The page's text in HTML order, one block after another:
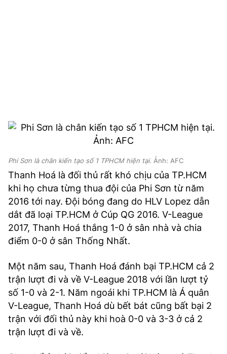
Phi Sơn là chân kiến tạo số 1 TPHCM hiện tại. Ảnh: AFC
Thanh Hoá là đối thủ rất khó chịu của TP.HCM
khi họ chưa từng thua đội của Phi Sơn từ năm
2016 tới nay. Đội bóng đang do HLV Lopez dẫn
dắt đã loại TP.HCM ở Cúp QG 2016. V-League
2017, Thanh Hoá thắng 1-0 ở sân nhà và chia
điểm 0-0 ở sân Thống Nhất.
Một năm sau, Thanh Hoá đánh bại TP.HCM cả 2
trận lượt đi và về V-League 2018 với lần lượt tỷ
số 1-0 và 2-1. Năm ngoái khi TP.HCM là Á quân
V-League, Thanh Hoá dù bết bát cũng bất bại 2
trận với đối thủ này khi hoà 0-0 và 3-3 ở cả 2
trận lượt đi và về.